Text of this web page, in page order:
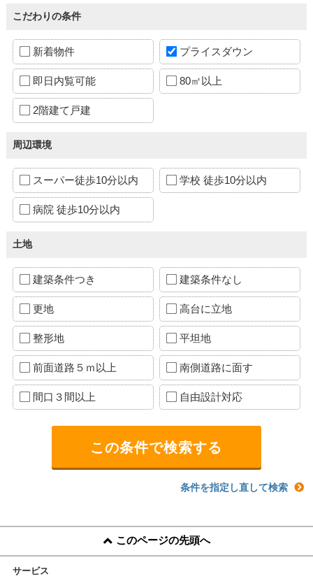
こだわりの条件
新着物件 プライスダウン
即日内覧可能 80㎡以上
2階建て戸建
周辺環境
スーパー徒歩10分以内 学校 徒歩10分以内
病院 徒歩10分以内
土地
建築条件つき 建築条件なし
更地 高台に立地
整形地 平坦地
前面道路５ｍ以上 南側道路に面す
間口３間以上 自由設計対応
条件を指定し直して検索
このページの先頭へ
サービス